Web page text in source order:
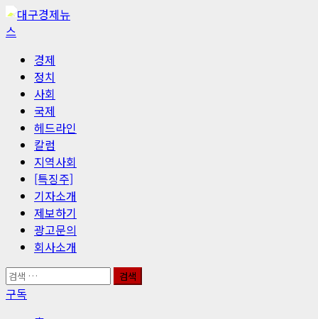
콘
텐
경제
정치
사회
국제
헤드라인
칼럼
지역사회
[특징주]
기자소개
제보하기
광고문의
회사소개
검
색:
구독